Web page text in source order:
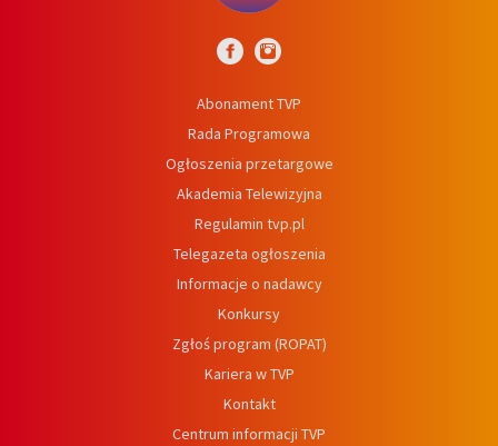
Abonament TVP
Rada Programowa
Ogłoszenia przetargowe
Akademia Telewizyjna
Regulamin tvp.pl
Telegazeta ogłoszenia
Informacje o nadawcy
Konkursy
Zgłoś program (ROPAT)
Kariera w TVP
Kontakt
Centrum informacji TVP